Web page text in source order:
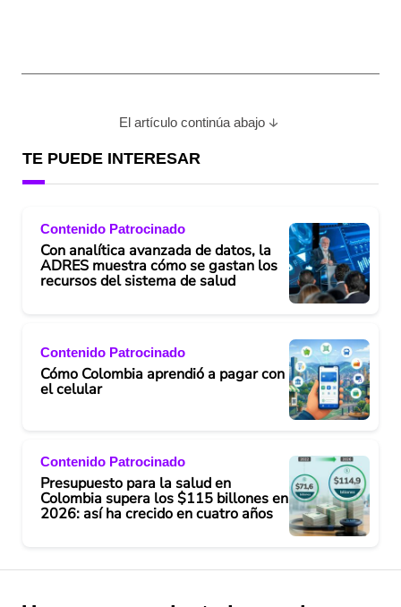
El artículo continúa abajo
TE PUEDE INTERESAR
Contenido Patrocinado
Con analítica avanzada de datos, la
ADRES muestra cómo se gastan los
recursos del sistema de salud
Contenido Patrocinado
Cómo Colombia aprendió a pagar con
el celular
Contenido Patrocinado
Presupuesto para la salud en
Colombia supera los $115 billones en
2026: así ha crecido en cuatro años